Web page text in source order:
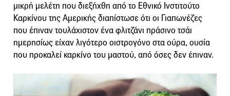
μικρή μελέτη που διεξήχθη από το Εθνικό Ινστιτούτο
Καρκίνου της Αμερικής διαπίστωσε ότι οι Γιαπωνέζες
που έπιναν τουλάχιστον ένα φλιτζάνι πράσινο τσάι
ημερησίως είχαν λιγότερο οιστρογόνο στα ούρα, ουσία
που προκαλεί καρκίνο του μαστού, από όσες δεν έπιναν.